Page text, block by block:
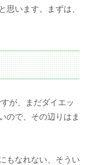
思います。まずは、
が、まだダイエッ
ので、その辺りはま
もなれない、そうい